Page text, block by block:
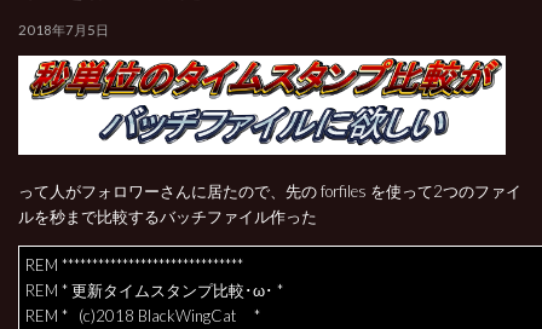
2018年7月5日
って人がフォロワーさんに居たので、先の forfiles を使って2つのファイ
ルを秒まで比較するバッチファイル作った
REM ******************************
REM * 更新タイムスタンプ比較･ω･ *
REM * (c)2018 BlackWingCat *